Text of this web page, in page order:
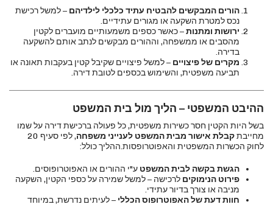
הורים המבקשים להבטיח עתיד כלכלי לילדיהם – למשל רכישת
נכס למטרת השקעה או מגורים עתידיים.
ירושות ומתנות– כאשר כספים משמעותיים מועברים לקטין
מהסבים או ממשפחה, וההורים מבקשים לנתב אותם להשקעה
בדירה.
מקרים של פיצויים – למשל פיצויים שקיבל קטין בעקבות תאונה או
תביעה משפטית, והשימוש בכספים לטובת דירה.
ההיבט המשפטי – הליך מול בית המשפט
בשל היות הקטין חסר כשירות משפטית, כל פעולה ברכישת דירה על שמו
מחייבתקבלת אישור מבית המשפט לענייני משפחה
, לפי סעיף 20
לחוק הכשרות המשפטית והאפוטרופסות.ההליך כולל:
הגשת בקשה לבית המשפט ע"י ההורים או האפוטרופוסים.
פירוט הנימוקים לרכישה – למשל שמירה על כספי הקטין, השקעה
מניבה או צורך בדיור עתידי.
חוות דעת של האפוטרופוס הכללי – לעיתים נדרשת, במיוחד